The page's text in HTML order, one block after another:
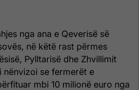
nga ana e Qeverisë së
në këtë rast përmes
Pylltarisë dhe Zhvillimit
nënvizoi se fermerët e
mbi 10 milionë euro nga